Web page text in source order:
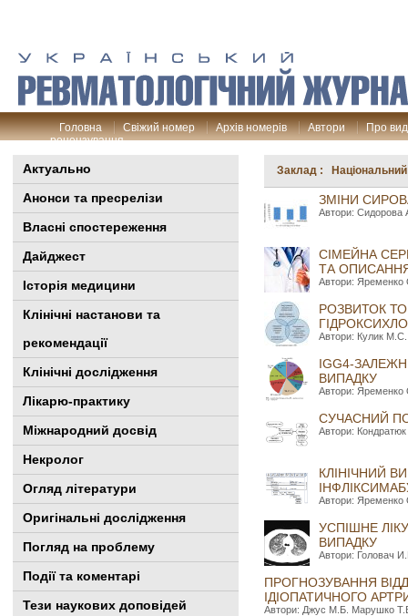
Головна Свіжий номер Архів номерів Автори
Про
рецензування
Актуально
Анонси та пресрелізи
Власні спостереження
Дайджест
Історія медицини
Клінiчні настанови та
рекомендації
Клінічні дослідження
Лікарю-практику
Міжнародний досвід
Некролог
Огляд літератури
Оригінальні дослідження
Погляд на проблему
Події та коментарі
Тези наукових доповідей
Заклад : Національний
ЗМІНИ
Автори: Сидорова
СІМЕЙНА
ТА
Автори: Яременко
РОЗВИТОК
Автори: Кулик
IGG4-
ВИПАДКУ
Автори: Яременко
СУЧАСНИЙ
Автори:
КЛІНІЧНИЙ
Автори: Яременко
УСПІШНЕ
ВИПАДКУ
Автори: Головач
ПРОГНОЗУВАННЯ
ІДІОПАТИЧНОГО
Автори: Джус М.Б. Марушко